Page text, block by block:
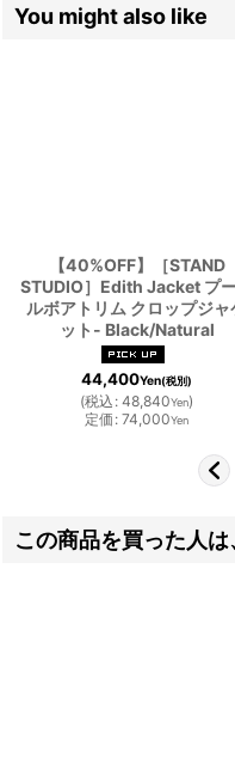
You might also like
【40%OFF】［STAND
STUDIO］Edith Jacket プ
ルボアトリム クロップジャ
ット- Black/Natural
44,400Yen(税別)
(税込 : 48,840Yen)
定価 : 74,000Yen
この商品を買った人